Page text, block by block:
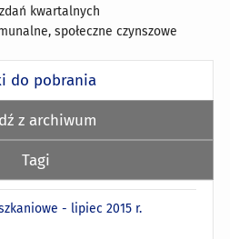
kwartalnych
społeczne czynszowe
do pobrania
z archiwum
Tagi
- lipiec 2015 r.